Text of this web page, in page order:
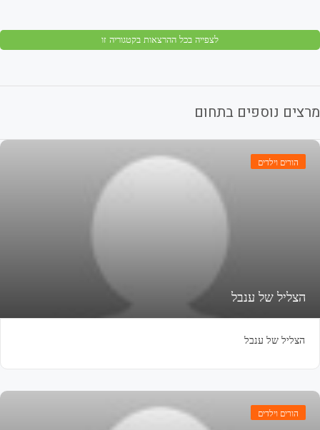
לצפייה בכל ההרצאות בקטגוריה זו
נוספים בתחום
הורים וילדים
הצליל של ענבל
הצליל של ענבל
הורים וילדים